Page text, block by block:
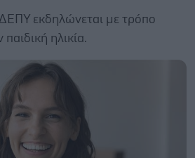
εκδηλώνεται με τρόπο
ηλικία.